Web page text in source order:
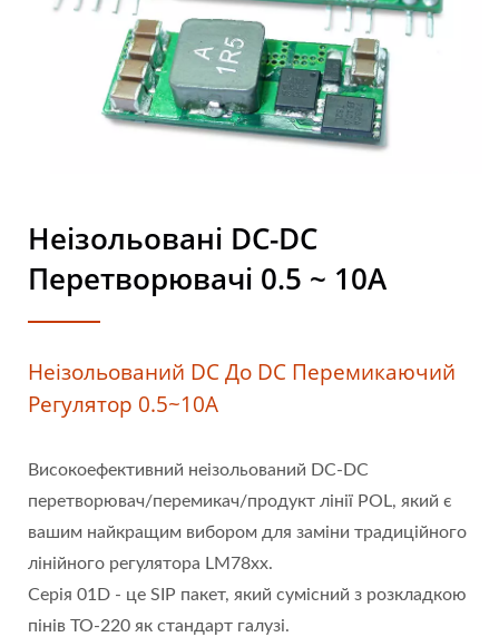
Неізольовані DC-DC
Перетворювачі 0.5 ~ 10A
Неізольований DC До DC Перемикаючий
Регулятор 0.5~10A
Високоефективний неізольований DC-DC
перетворювач/перемикач/продукт лінії POL, який є
вашим найкращим вибором для заміни традиційного
лінійного регулятора LM78xx.
Серія 01D - це SIP пакет, який сумісний з розкладкою
пінів TO-220 як стандарт галузі.